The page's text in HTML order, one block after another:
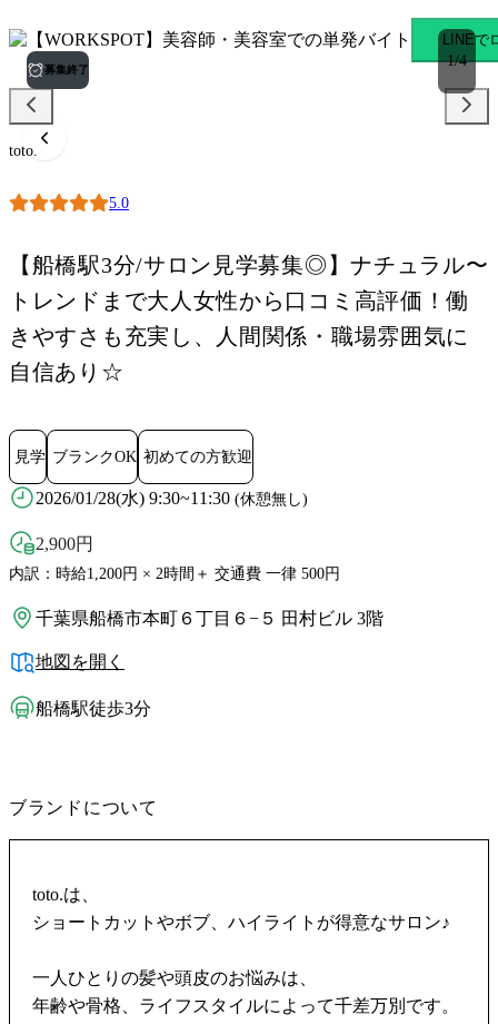
toto. 船橋駅のスキマバイトLINEで
1/4
募集終了
toto.
5.0
【船橋駅3分/サロン見学募集◎】ナチュラル〜
トレンドまで大人女性から口コミ高評価！働
きやすさも充実し、人間関係・職場雰囲気に
自信あり☆
見学 ブランクOK 初めての方歓迎
2026/01/28(水) 9:30~11:30 (休憩無し)
2,900円
内訳：時給1,200円 × 2時間＋ 交通費 一律 500円
千葉県船橋市本町６丁目６−５ 田村ビル 3階
地図を開く
船橋駅徒歩3分
ブランドについて
toto.は、
ショートカットやボブ、ハイライトが得意なサロン♪
一人ひとりの髪や頭皮のお悩みは、
年齢や骨格、ライフスタイルによって千差万別です。